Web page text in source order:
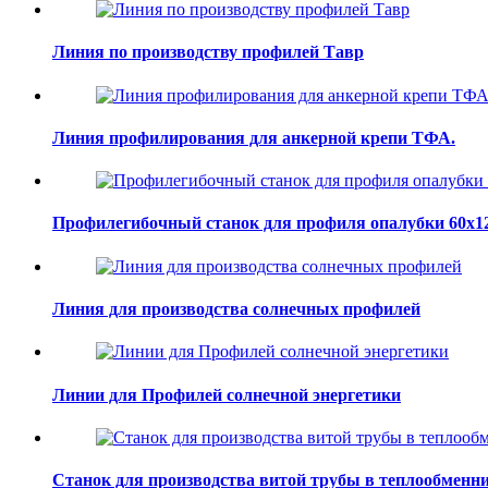
Линия по производству профилей Тавр
Линия профилирования для анкерной крепи ТФА.
Профилегибочный станок для профиля опалубки
Линия для производства солнечных профилей
Линии для Профилей солнечной энергетики
Станок для производства витой трубы в